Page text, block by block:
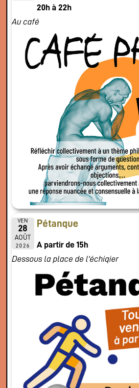
20h à 22h
Au café
VEN
28
AOÛT
2026
Pétanque
A partir de 15h
Dessous la place de l'échiqier